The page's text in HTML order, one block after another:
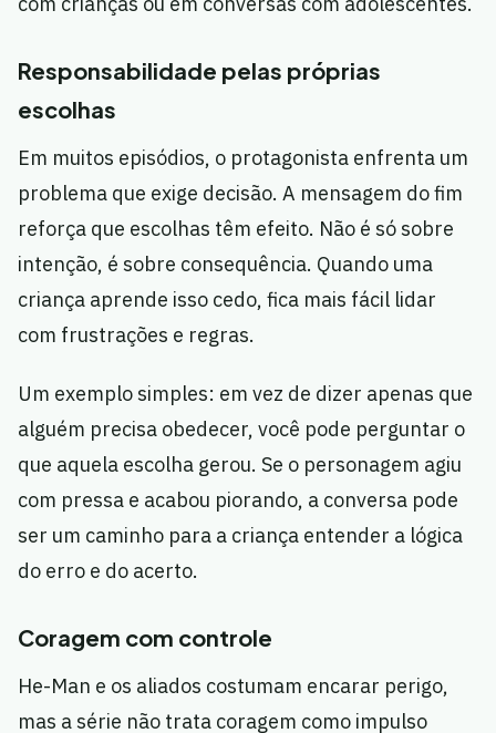
Responsabilidade pelas próprias
escolhas
Em muitos episódios, o protagonista enfrenta um
problema que exige decisão. A mensagem do fim
reforça que escolhas têm efeito. Não é só sobre
intenção, é sobre consequência. Quando uma
criança aprende isso cedo, fica mais fácil lidar
com frustrações e regras.
Um exemplo simples: em vez de dizer apenas que
alguém precisa obedecer, você pode perguntar o
que aquela escolha gerou. Se o personagem agiu
com pressa e acabou piorando, a conversa pode
ser um caminho para a criança entender a lógica
do erro e do acerto.
Coragem com controle
He-Man e os aliados costumam encarar perigo,
mas a série não trata coragem como impulso